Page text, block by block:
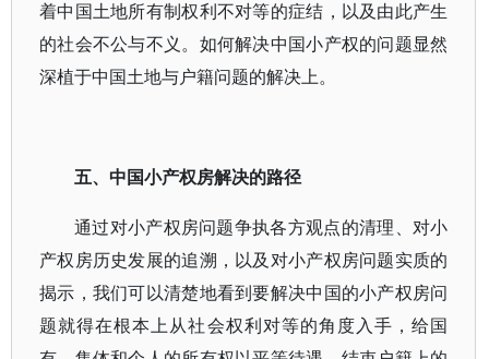
着中国土地所有制权利不对等的症结，以及由此产生
的社会不公与不义。如何解决中国小产权的问题显然
深植于中国土地与户籍问题的解决上。
五、中国小产权房解决的路径
通过对小产权房问题争执各方观点的清理、对小
产权房历史发展的追溯，以及对小产权房问题实质的
揭示，我们可以清楚地看到要解决中国的小产权房问
题就得在根本上从社会权利对等的角度入手，给国